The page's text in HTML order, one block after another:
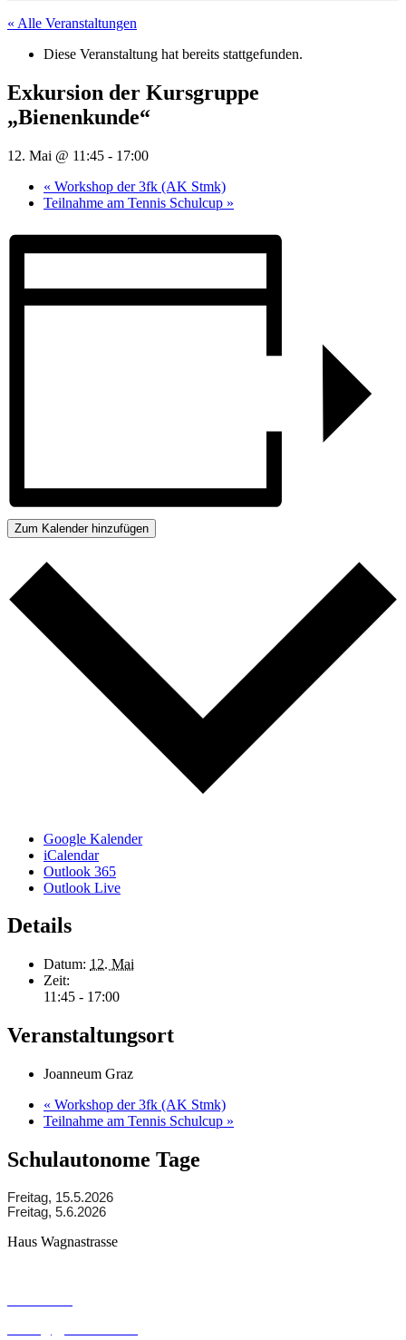
« Alle Veranstaltungen
Diese Veranstaltung hat bereits stattgefunden.
Exkursion der Kursgruppe
„Bienenkunde“
12. Mai @ 11:45 - 17:00
« Workshop der 3fk (AK Stmk)
Teilnahme am Tennis Schulcup »
Zum Kalender hinzufügen
Google Kalender
iCalendar
Outlook 365
Outlook Live
Details
Datum: 12. Mai
Zeit:
11:45 - 17:00
Veranstaltungsort
Joanneum Graz
« Workshop der 3fk (AK Stmk)
Teilnahme am Tennis Schulcup »
Schulautonome Tage
Freitag, 15.5.2026
Freitag, 5.6.2026
Haus Wagnastrasse